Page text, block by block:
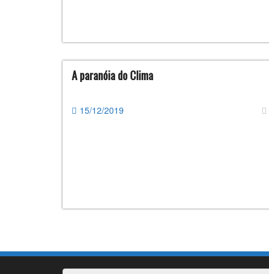
A paranóia do Clima
15/12/2019